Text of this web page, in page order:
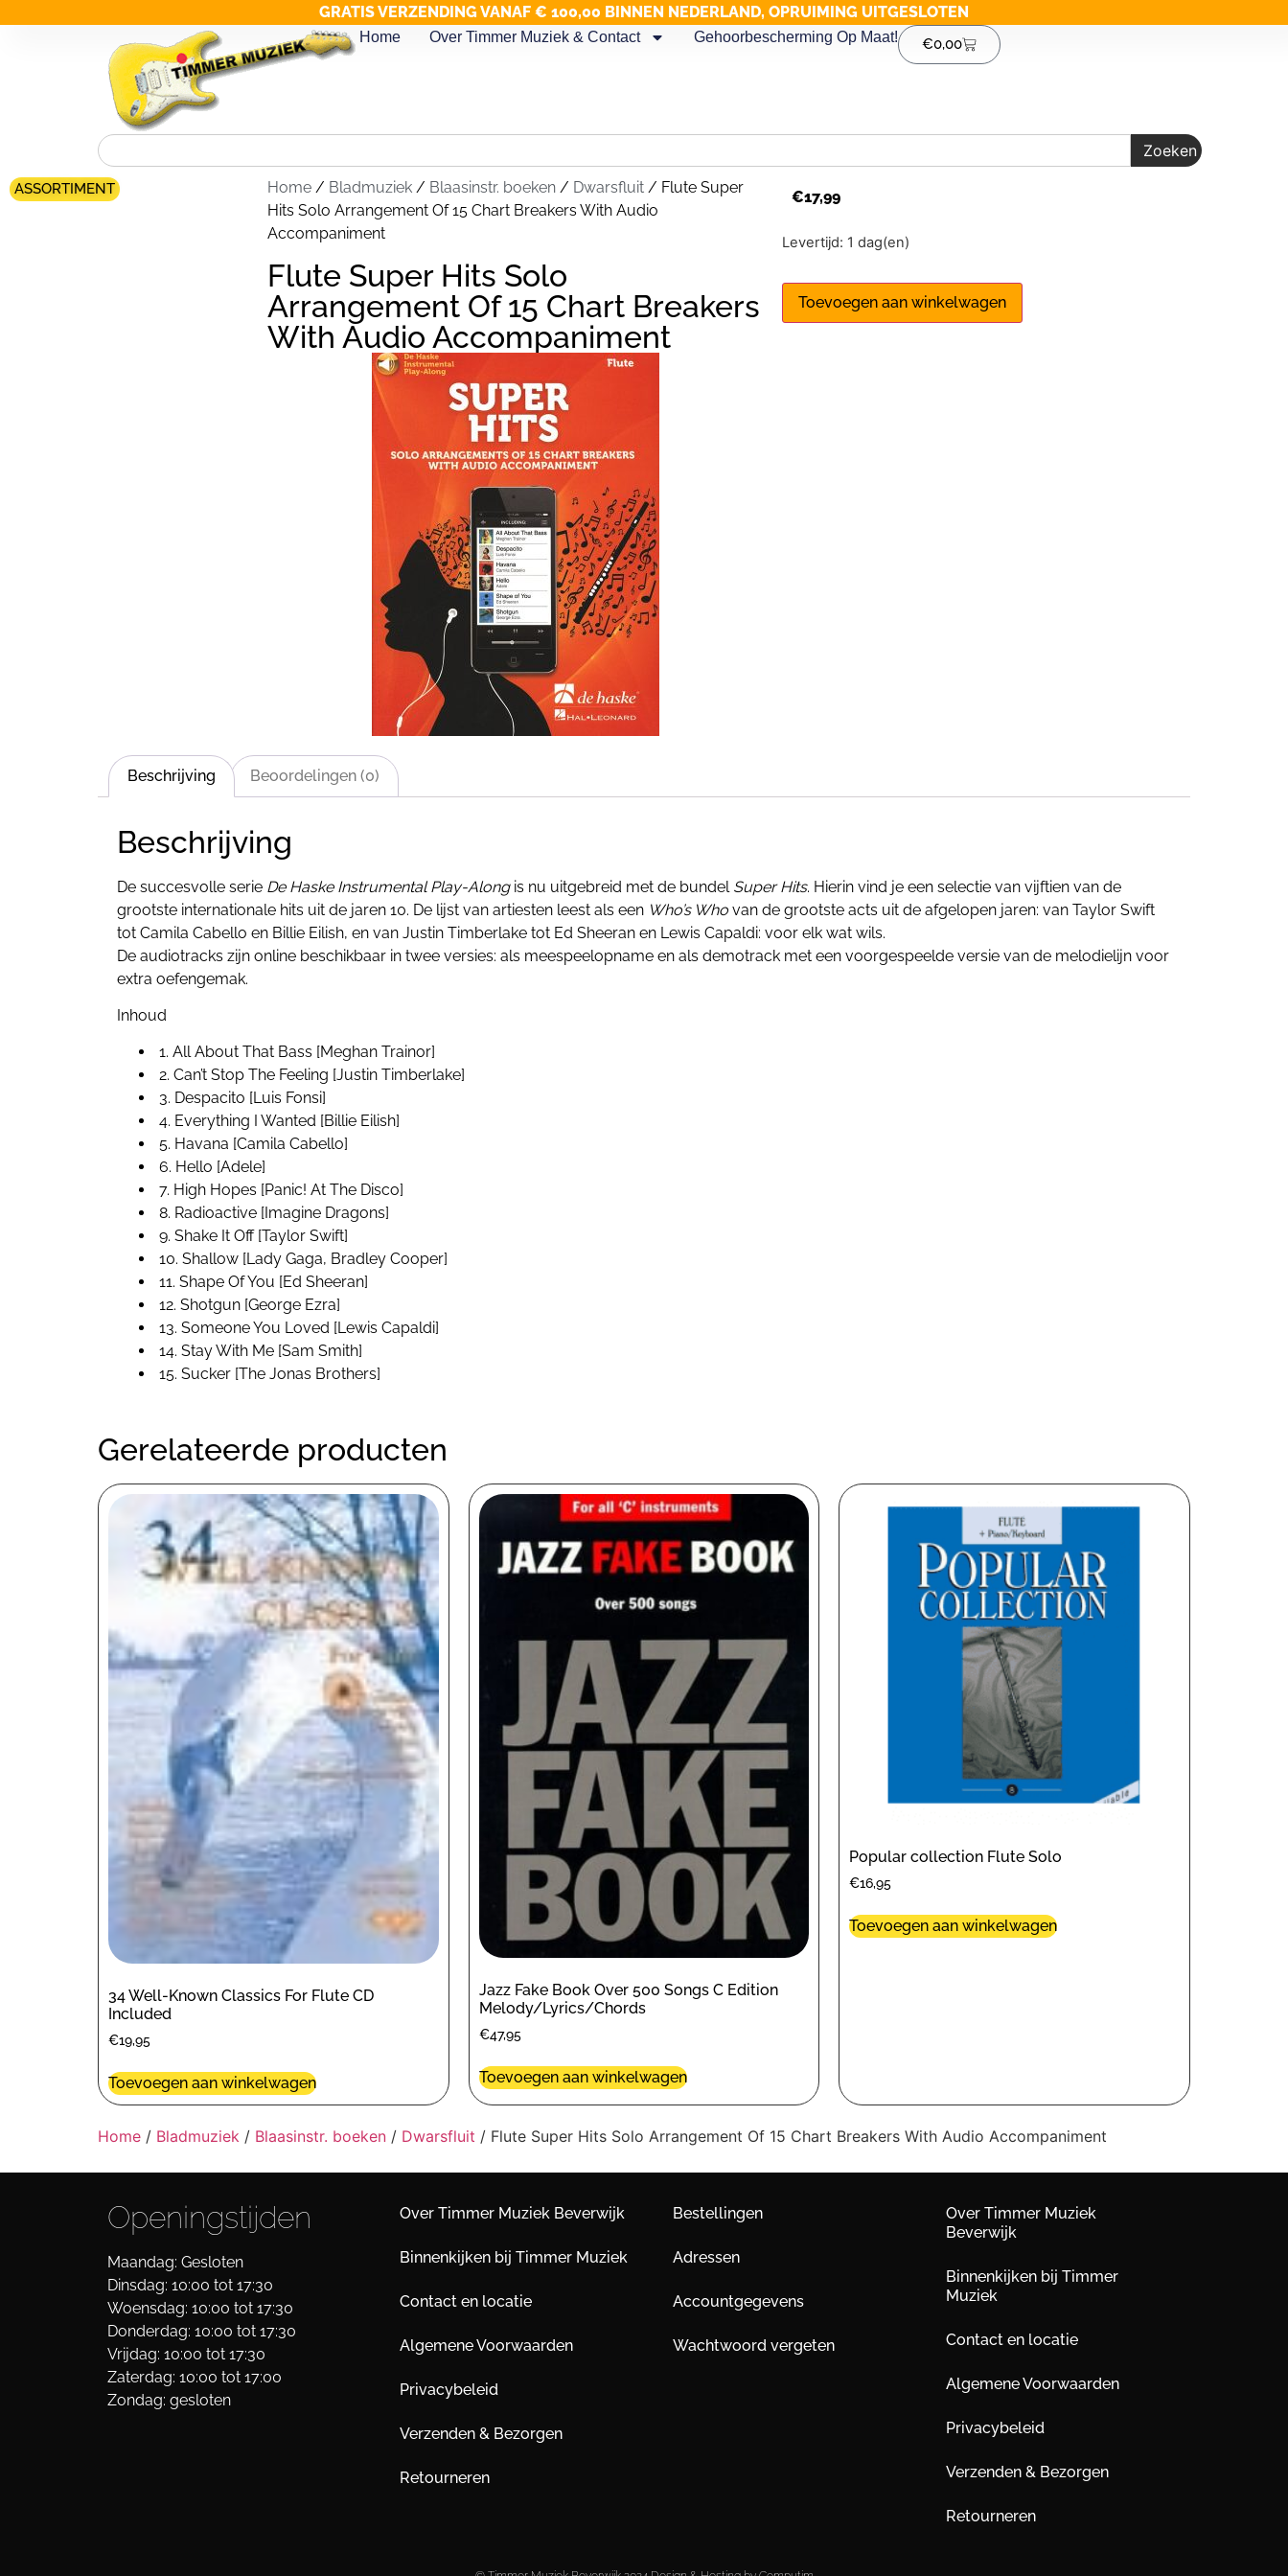
GRATIS VERZENDING VANAF € 100,00 BINNEN NEDERLAND, OPRUIMING UITGESLOTEN
Home Over Timmer Muziek & Contact Gehoorbescherming Op Maat! €0,00
Zoeken
ASSORTIMENT Home/ Bladmuziek/ Blaasinstr. boeken/ Dwarsfluit/ Flute Super
Hits Solo Arrangement Of 15 Chart Breakers With Audio
Accompaniment
Flute Super Hits Solo
Arrangement Of 15 Chart Breakers
With Audio Accompaniment
€17,99
Levertijd: 1 dag(en)
Toevoegen aan winkelwagen
Beschrijving Beoordelingen (0)
Beschrijving
De succesvolle serie De Haske Instrumental Play-Alongis nu uitgebreid met de bundel Super Hits. Hierin vind je een selectie van vijftien van de
grootste internationale hits uit de jaren 10. De lijst van artiesten leest als een Who’s Who van de grootste acts uit de afgelopen jaren: van Taylor Swift
tot Camila Cabello en Billie Eilish, en van Justin Timberlake tot Ed Sheeran en Lewis Capaldi: voor elk wat wils.
De audiotracks zijn online beschikbaar in twee versies: als meespeelopname en als demotrack met een voorgespeelde versie van de melodielijn voor
extra oefengemak.
Inhoud
1. All About That Bass [Meghan Trainor]
2. Can’t Stop The Feeling [Justin Timberlake]
3. Despacito [Luis Fonsi]
4. Everything I Wanted [Billie Eilish]
5. Havana [Camila Cabello]
6. Hello [Adele]
7. High Hopes [Panic! At The Disco]
8. Radioactive [Imagine Dragons]
9. Shake It Off [Taylor Swift]
10. Shallow [Lady Gaga, Bradley Cooper]
11. Shape Of You [Ed Sheeran]
12. Shotgun [George Ezra]
13. Someone You Loved [Lewis Capaldi]
14. Stay With Me [Sam Smith]
15. Sucker [The Jonas Brothers]
Gerelateerde producten
34 Well-Known Classics For Flute CD
Included
€19,95
Toevoegen aan winkelwagen
Jazz Fake Book Over 500 Songs C Edition
Melody/Lyrics/Chords
€47,95
Toevoegen aan winkelwagen
Popular collection Flute Solo
€16,95
Toevoegen aan winkelwagen
Home / Bladmuziek / Blaasinstr. boeken / Dwarsfluit / Flute Super Hits Solo Arrangement Of 15 Chart Breakers With Audio Accompaniment
Openingstijden
Maandag: Gesloten
Dinsdag: 10:00 tot 17:30
Woensdag: 10:00 tot 17:30
Donderdag: 10:00 tot 17:30
Vrijdag: 10:00 tot 17:30
Zaterdag: 10:00 tot 17:00
Zondag: gesloten
Over Timmer Muziek Beverwijk
Binnenkijken bij Timmer Muziek
Contact en locatie
Algemene Voorwaarden
Privacybeleid
Verzenden & Bezorgen
Retourneren
Bestellingen
Adressen
Accountgegevens
Wachtwoord vergeten
Over Timmer Muziek
Beverwijk
Binnenkijken bij Timmer
Muziek
Contact en locatie
Algemene Voorwaarden
Privacybeleid
Verzenden & Bezorgen
Retourneren